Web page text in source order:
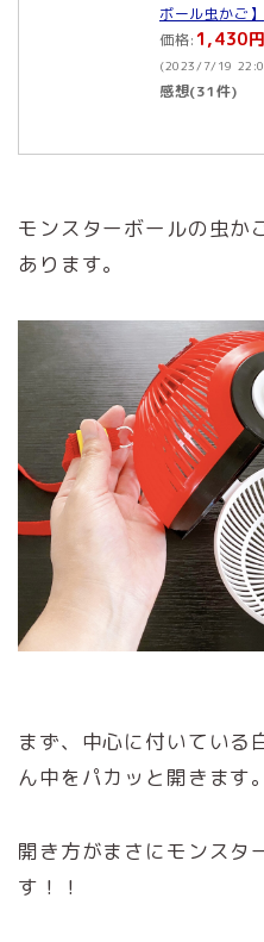
ボール虫かご】
価格: 1,430円
(2023/7/19
感想(31件)
モンスターボールの虫か
あります。
まず、中心に付いている
ん中をパカッと開きます。
開き方がまさにモンスタ
す！！